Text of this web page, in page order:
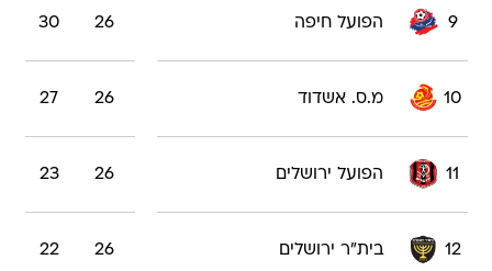
9 הפועל חיפה 26
30
10 מ.ס. אשדוד 26
27
11 הפועל ירושלים 26
23
12 בית"ר ירושלים 26
22